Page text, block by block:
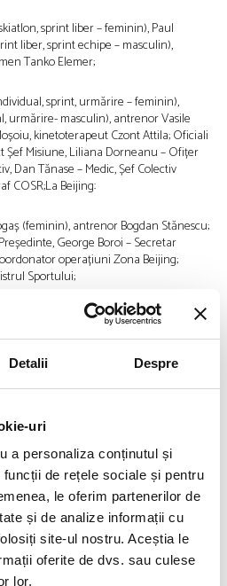
Detalii Despre
uri
a personaliza conținutul și
de rețele sociale și pentru
le oferim partenerilor de
și de analize informații cu
site-ul nostru. Aceștia le
oferite de dvs. sau culese
lor.
sprint liber – feminin), Paul
liber, sprint echipe – masculin),
Tanko Elemer;
sprint, urmărire – feminin),
urmărire- masculin), antrenor Vasile
kinetoterapeut Czont Attila; Oficiali
Șef Misiune, Liliana Dorneanu – Ofițer
Dan Tănase – Medic, Șef Colectiv
COSR;La Beijing:
(feminin), antrenor Bogdan Stănescu;
George Boroi – Secretar
operațiuni Zona Beijing;
Sportului;
la ceremoniile de deschidere ale
de palmaresul sportivilor, de sportul
a decis azi prin vot desemnarea
tricolor la Ceremonia de
Vancouver 2010, Sochi 2014 și
a JO de iarnă ea a avut cea mai
locul 7. Raluca Strămăturaru este
discipline desemnată portdrapel, după
este primul și singurul schior de fond